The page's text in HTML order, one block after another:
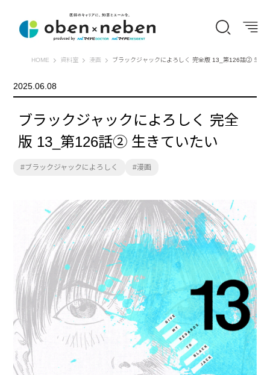
HOME オーベン×ネーベン
資料室 漫画 ブラックジャックによろしく 完全版 13_第126話② 生き
2025.06.08
ブラックジャックによろしく 完全
版 13_第126話② 生きていたい
ブラックジャックによろしく 漫画